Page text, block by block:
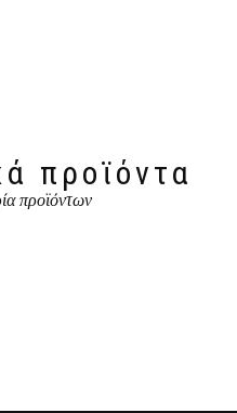
προϊόντα
προϊόντων